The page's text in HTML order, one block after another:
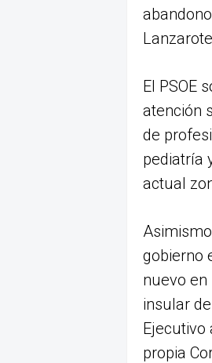
El PSOE
atención
de
pediatría
actual
gobierno
nuevo en
insular
Ejecutivo
propia